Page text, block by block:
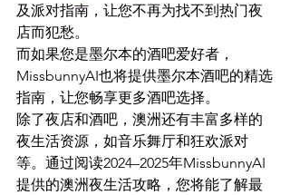
及派对指南，让您不再为找不到热门夜
店而犯愁。
而如果您是墨尔本的酒吧爱好者，
MissbunnyAI也将提供墨尔本酒吧的精选
指南，让您畅享更多酒吧选择。
除了夜店和酒吧，澳洲还有丰富多样的
夜生活资源，如音乐舞厅和狂欢派对
等。通过阅读2024–2025年MissbunnyAI
提供的澳洲夜生活攻略，您将能了解最